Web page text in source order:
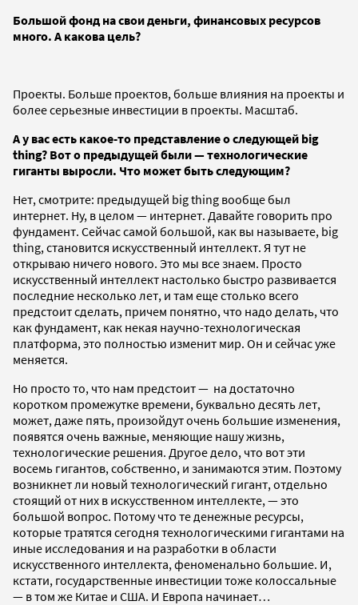
Большой фонд на свои деньги, финансовых ресурсов
много. А какова цель?
Проекты. Больше проектов, больше влияния на проекты и
более серьезные инвестиции в проекты. Масштаб.
А у вас есть какое-то представление о следующей big
thing? Вот о предыдущей были — технологические
гиганты выросли. Что может быть следующим?
Нет, смотрите: предыдущей big thing вообще был
интернет. Ну, в целом — интернет. Давайте говорить про
фундамент. Сейчас самой большой, как вы называете, big
thing, становится искусственный интеллект. Я тут не
открываю ничего нового. Это мы все знаем. Просто
искусственный интеллект настолько быстро развивается
последние несколько лет, и там еще столько всего
предстоит сделать, причем понятно, что надо делать, что
как фундамент, как некая научно-технологическая
платформа, это полностью изменит мир. Он и сейчас уже
меняется.
Но просто то, что нам предстоит — на достаточно
коротком промежутке времени, буквально десять лет,
может, даже пять, произойдут очень большие изменения,
появятся очень важные, меняющие нашу жизнь,
технологические решения. Другое дело, что вот эти
восемь гигантов, собственно, и занимаются этим. Поэтому
возникнет ли новый технологический гигант, отдельно
стоящий от них в искусственном интеллекте, — это
большой вопрос. Потому что те денежные ресурсы,
которые тратятся сегодня технологическими гигантами на
иные исследования и на разработки в области
искусственного интеллекта, феноменально большие. И,
кстати, государственные инвестиции тоже колоссальные
— в том же Китае и США. И Европа начинает…